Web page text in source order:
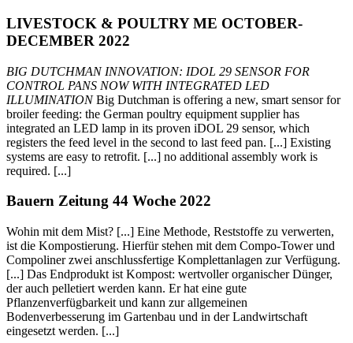
LIVESTOCK & POULTRY ME OCTOBER-
DECEMBER 2022
BIG DUTCHMAN INNOVATION: IDOL 29 SENSOR FOR
CONTROL PANS NOW WITH INTEGRATED LED
ILLUMINATIONBig Dutchman is offering a new, smart sensor for
broiler feeding: the German poultry equipment supplier has
integrated an LED lamp in its proven iDOL 29 sensor, which
registers the feed level in the second to last feed pan. [...] Existing
systems are easy to retrofit. [...] no additional assembly work is
required. [...]
Bauern Zeitung 44 Woche 2022
Wohin mit dem Mist? [...] Eine Methode, Reststoffe zu verwerten,
ist die Kompostierung. Hierfür stehen mit dem Compo-Tower und
Compoliner zwei anschlussfertige Komplettanlagen zur Verfügung.
[...] Das Endprodukt ist Kompost: wertvoller organischer Dünger,
der auch pelletiert werden kann. Er hat eine gute
Pflanzenverfügbarkeit und kann zur allgemeinen
Bodenverbesserung im Gartenbau und in der Landwirtschaft
eingesetzt werden. [...]